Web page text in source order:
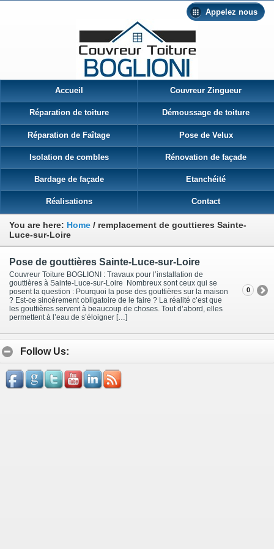
Appelez nous
Accueil Couvreur Zingueur
Réparation de toiture Démoussage de toiture
Réparation de Faîtage Pose de Velux
Isolation de combles Rénovation de façade
Bardage de façade Etanchéité
Réalisations Contact
You are here: Home / remplacement de gouttieres Sainte-
Luce-sur-Loire
Pose de gouttières Sainte-Luce-sur-Loire
Couvreur Toiture BOGLIONI : Travaux pour l’installation de
gouttières à Sainte-Luce-sur-Loire Nombreux sont ceux qui se
posent la question : Pourquoi la pose des gouttières sur la maison
? Est-ce sincèrement obligatoire de le faire ? La réalité c’est que
les gouttières servent à beaucoup de choses. Tout d’abord, elles
permettent à l’eau de s’éloigner […]
0
Follow Us: